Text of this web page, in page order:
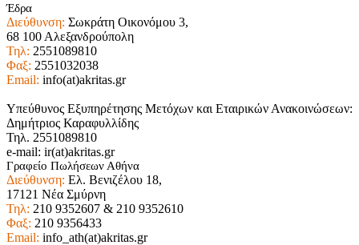
Έδρα
Διεύθυνση: Σωκράτη Οικονόμου 3,
68 100 Αλεξανδρούπολη
Τηλ: 2551089810
Φαξ: 2551032038
Email: info(at)akritas.gr
Υπεύθυνος Εξυπηρέτησης Μετόχων και Εταιρικών Ανακοινώσεων:
Δημήτριος Καραφυλλίδης
Τηλ. 2551089810
e-mail: ir(at)akritas.gr
Γραφείο Πωλήσεων Αθήνα
Διεύθυνση: Ελ. Βενιζέλου 18,
17121 Νέα Σμύρνη
Τηλ: 210 9352607 & 210 9352610
Φαξ: 210 9356433
Email: info_ath(at)akritas.gr